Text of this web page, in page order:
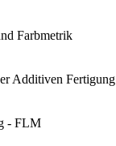
Farbmetrik
Additiven Fertigung
- FLM